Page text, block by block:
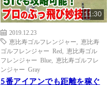
11:30
2019.12.23
恵比寿ゴルフレンジャー
恵比寿
ゴルフレンジャー Red
恵比寿ゴル
フレンジャー Blue
恵比寿ゴルフレ
ンジャー Gray
5番アイアンでも距離を稼ぐ